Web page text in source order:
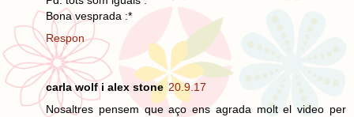
Bona vesprada :*
Respon
carla wolf i alex stone 20.9.17
Nosaltres pensem que aço ens agrada molt el video per